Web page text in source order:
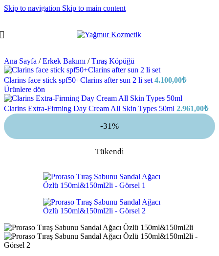
Skip to navigation Skip to main content
Ana Sayfa / Erkek Bakımı / Tıraş Köpüğü
Clarins face stick spf50+Clarins after sun 2 li set 4.100,00₺
Ürünlere dön
Clarins Extra-Firming Day Cream All Skin Types 50ml 2.961,00₺
-31%
Tükendi